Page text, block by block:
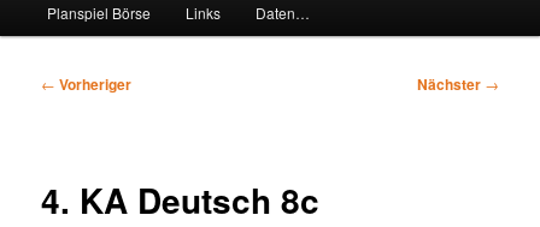
Planspiel Börse Links Daten…
Beitragsnavigation
← Vorheriger Nächster →
4. KA Deutsch 8c